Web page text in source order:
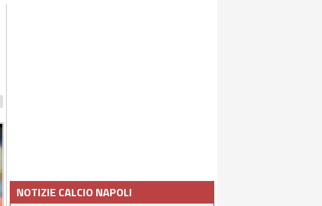
NOTIZIE CALCIO NAPOLI